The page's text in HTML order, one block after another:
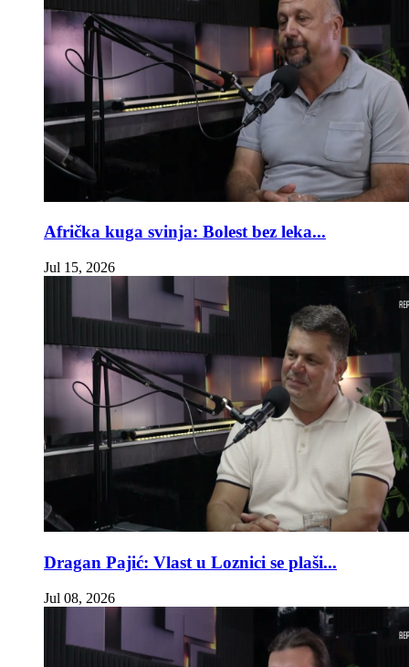
Afrička kuga svinja: Bolest bez leka...
Jul 15, 2026
Dragan Pajić: Vlast u Loznici se plaši...
Jul 08, 2026